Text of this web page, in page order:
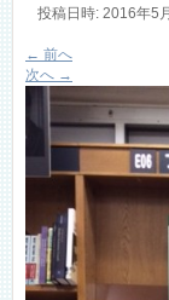
投稿日時: 2016年5
← 前へ
次へ →